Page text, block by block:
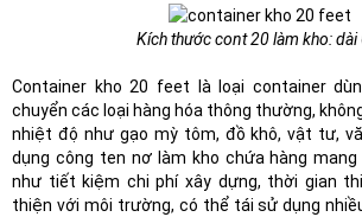
Kích thước cont 20 làm kho: dài
Container kho 20 feet là loại container
chuyển các loại hàng hóa thông thường,
nhiệt độ như gạo mỳ tôm, đồ khô, vật tư,
dụng công ten nơ làm kho chứa hàng
như tiết kiệm chi phí xây dựng, thời gian
thiện với môi trường, có thể tái sử dụng